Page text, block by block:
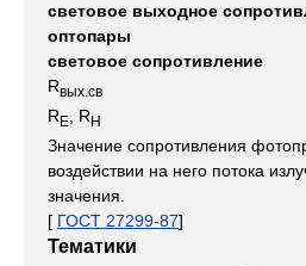
световое выходное
оптопары
световое сопротивление
Rвых.св
RЕ , RH
Значение сопротивления
воздействии на него потока
значения.
[ ГОСТ 27299-87]
Тематики